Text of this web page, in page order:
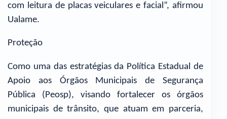
com leitura de placas veiculares e facial”, afirmou
Ualame.
Proteção
Como uma das estratégias da Política Estadual de
Apoio aos Órgãos Municipais de Segurança
Pública (Peosp), visando fortalecer os órgãos
municipais de trânsito, que atuam em parceria,